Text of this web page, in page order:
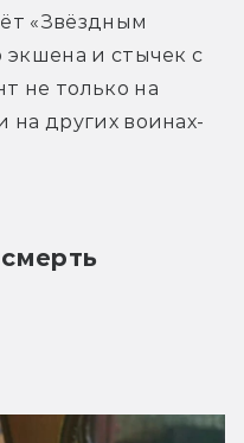
«Звёздным
экшена и стычек с
не только на
других воинах-